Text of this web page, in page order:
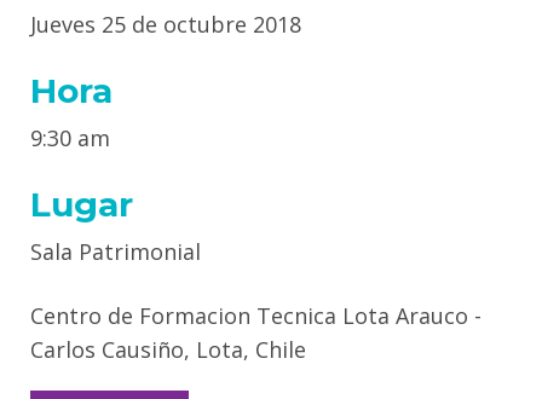
Jueves 25 de octubre 2018
Hora
9:30 am
Lugar
Sala Patrimonial
Centro de Formacion Tecnica Lota Arauco -
Carlos Causiño, Lota, Chile